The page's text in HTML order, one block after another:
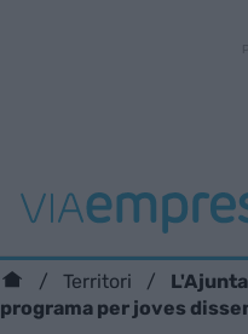
Territori
programa per joves